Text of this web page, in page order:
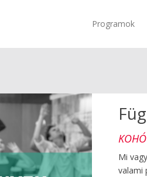
Programok
Mi
valami